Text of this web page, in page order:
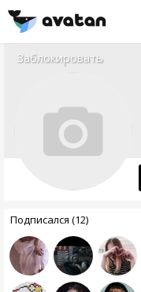
Заблокировать
Подписался (12)